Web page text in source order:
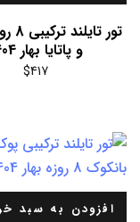
تور
و پاتایا بهار 1404
$417
افزودن به سبد